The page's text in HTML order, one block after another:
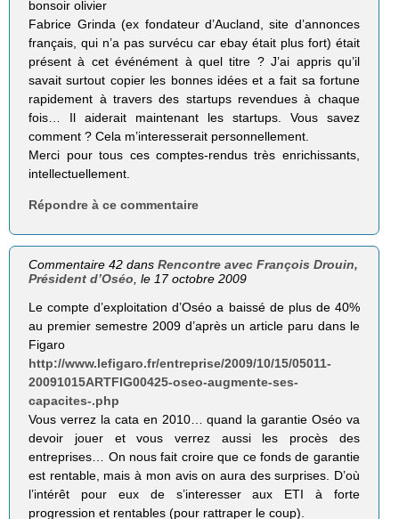
bonsoir olivier
Fabrice Grinda (ex fondateur d’Aucland, site d’annonces
français, qui n’a pas survécu car ebay était plus fort) était
présent à cet événément à quel titre ? J’ai appris qu’il
savait surtout copier les bonnes idées et a fait sa fortune
rapidement à travers des startups revendues à chaque
fois… Il aiderait maintenant les startups. Vous savez
comment ? Cela m’interesserait personnellement.
Merci pour tous ces comptes-rendus très enrichissants,
intellectuellement.
Répondre à ce commentaire
Commentaire 42 dansRencontre avec François Drouin,
Président d’Oséo , le 17 octobre 2009
Le compte d’exploitation d’Oséo a baissé de plus de 40%
au premier semestre 2009 d’après un article paru dans le
Figaro
http://www.lefigaro.fr/entreprise/2009/10/15/05011-
20091015ARTFIG00425-oseo-augmente-ses-
capacites-.php
Vous verrez la cata en 2010… quand la garantie Oséo va
devoir jouer et vous verrez aussi les procès des
entreprises… On nous fait croire que ce fonds de garantie
est rentable, mais à mon avis on aura des surprises. D’où
l’intérêt pour eux de s’interesser aux ETI à forte
progression et rentables (pour rattraper le coup).